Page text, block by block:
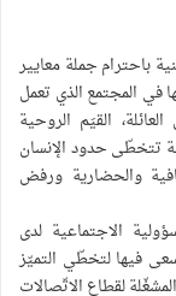
باحترام جملة معايير
في المجتمع الذي تعمل
القيَم الروحية
تتخطّى حدود الإنسان
والحضارية ورفض
الاجتماعية لدى
فيها لتخطّي التميّز
لقطاع الاتّصالات